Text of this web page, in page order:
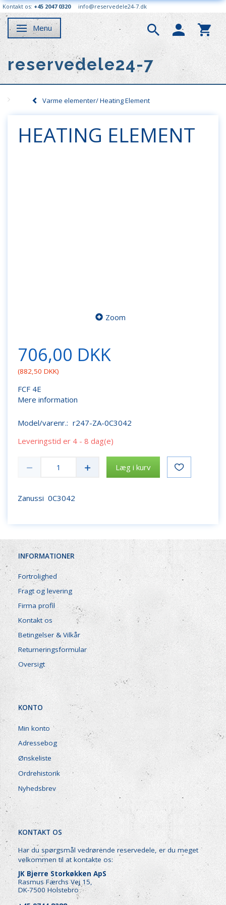
Kontakt os: +45 2047 0320 info@reservedele24-7.dk
Skifte navigation
Menu
reservedele24-7
Varme elementer/ Heating Element
HEATING ELEMENT
Zoom
706,00 DKK
(882,50 DKK)
FCF 4E
Mere information
Model/varenr.: r247-ZA-0C3042
Leveringstid er 4 - 8 dag(e)
Læg i kurv
Zanussi 0C3042
INFORMATIONER
Fortrolighed
Fragt og levering
Firma profil
Kontakt os
Betingelser & Vilkår
Returneringsformular
Oversigt
KONTO
Min konto
Adressebog
Ønskeliste
Ordrehistorik
Nyhedsbrev
KONTAKT OS
Har du spørgsmål vedrørende reservedele, er du meget
velkommen til at kontakte os:
JK Bjerre Storkøkken ApS
Rasmus Færchs Vej 15,
DK-7500 Holstebro